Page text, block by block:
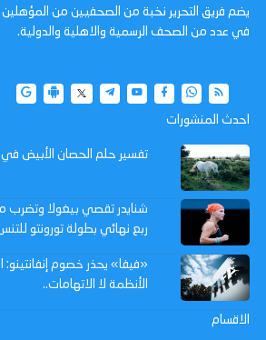
يضم فريق التحرير نخبة من الصحفيين من المؤهلين
في عدد من الصحف الرسمية والاهلية والدولية.
احدث المنشورات
تفسير حلم الحصان الأبيض في
شنايدر تقصي بيغولا
ربع نهائي بطولة تورونتو
«فيفا» يحذر خصوم إنفانتينو:
الأنظمة لا الاتهامات..
الاقسام